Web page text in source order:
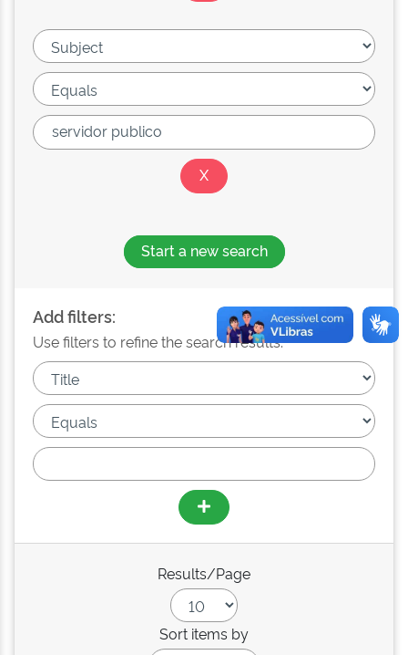
Start a new search
Add filters:
Use filters to refine the search results.
Results/Page
Sort items by